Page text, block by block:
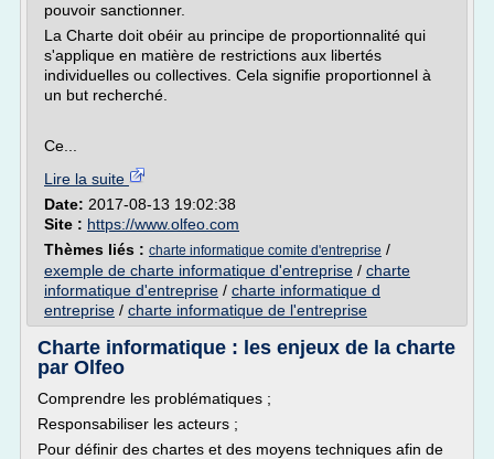
pouvoir sanctionner.
La Charte doit obéir au principe de proportionnalité qui
s'applique en matière de restrictions aux libertés
individuelles ou collectives. Cela signifie proportionnel à
un but recherché.
Ce...
Lire la suite
Date: 2017-08-13 19:02:38
Site : https://www.olfeo.com
Thèmes liés : charte informatique comite d'entreprise /
exemple de charte informatique d'entreprise / charte
informatique d'entreprise / charte informatique d
entreprise / charte informatique de l'entreprise
Charte informatique : les enjeux de la charte
par Olfeo
Comprendre les problématiques ;
Responsabiliser les acteurs ;
Pour définir des chartes et des moyens techniques afin de